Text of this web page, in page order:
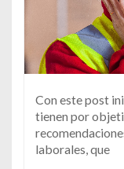
Con este post
tienen por
laborales, que